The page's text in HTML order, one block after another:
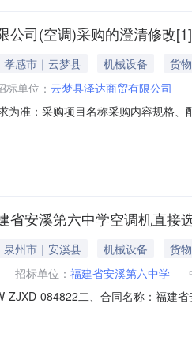
公司(空调)采购的澄清修改[1]
孝感市｜云梦县 机械设备
货物
标单位： 云梦县泽达商贸有限公司
为准：采购项目名称采购内容规格
清洁、静音模式等功能，防触电保
省安溪第六中学空调机直接
泉州市｜安溪县 机械设备
货物
招标单位： 福建省安溪第六中学
ZJXD-084822二、合同名称：福建
15060904321六、合同主要信息主